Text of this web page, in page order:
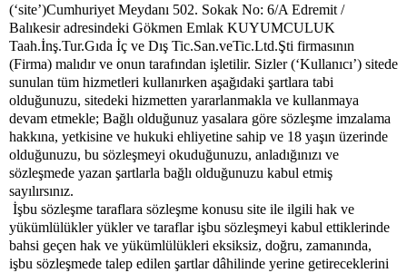
(‘site’)Cumhuriyet Meydanı 502. Sokak No: 6/A Edremit /
Balıkesir adresindeki Gökmen Emlak KUYUMCULUK
Taah.İnş.Tur.Gıda İç ve Dış Tic.San.veTic.Ltd.Şti firmasının
(Firma) malıdır ve onun tarafından işletilir. Sizler (‘Kullanıcı’) sitede
sunulan tüm hizmetleri kullanırken aşağıdaki şartlara tabi
olduğunuzu, sitedeki hizmetten yararlanmakla ve kullanmaya
devam etmekle; Bağlı olduğunuz yasalara göre sözleşme imzalama
hakkına, yetkisine ve hukuki ehliyetine sahip ve 18 yaşın üzerinde
olduğunuzu, bu sözleşmeyi okuduğunuzu, anladığınızı ve
sözleşmede yazan şartlarla bağlı olduğunuzu kabul etmiş
sayılırsınız.
İşbu sözleşme taraflara sözleşme konusu site ile ilgili hak ve
yükümlülükler yükler ve taraflar işbu sözleşmeyi kabul ettiklerinde
bahsi geçen hak ve yükümlülükleri eksiksiz, doğru, zamanında,
işbu sözleşmede talep edilen şartlar dâhilinde yerine getireceklerini